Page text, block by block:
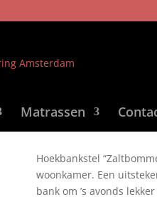
Matrassen
Hoekbankstel
woonkamer. Een
bank om ’s avonds